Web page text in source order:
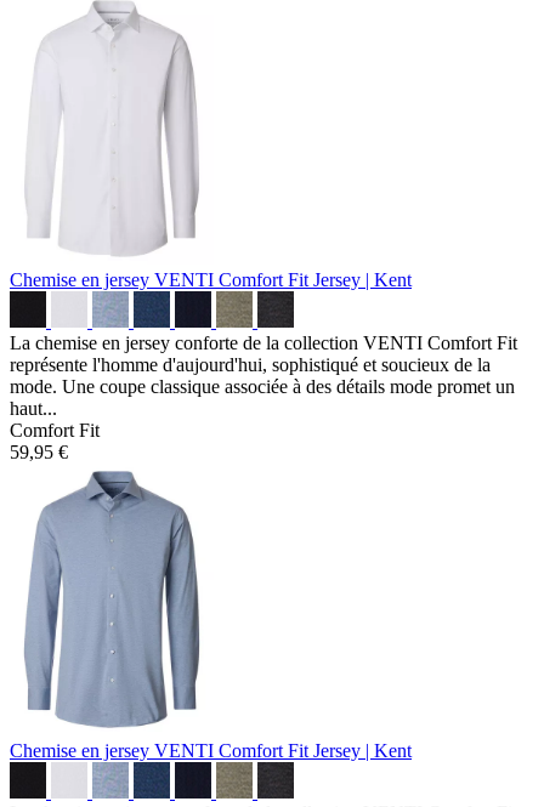
Chemise en jersey VENTI Comfort Fit Jersey | Kent
La chemise en jersey conforte de la collection VENTI Comfort Fit
représente l'homme d'aujourd'hui, sophistiqué et soucieux de la
mode. Une coupe classique associée à des détails mode promet un
haut...
Comfort Fit
59,95 €
Chemise en jersey VENTI Comfort Fit Jersey | Kent